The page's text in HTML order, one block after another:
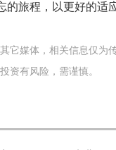
的旅程，以更好的适
它媒体，相关信息仅为
资有风险，需谨慎。